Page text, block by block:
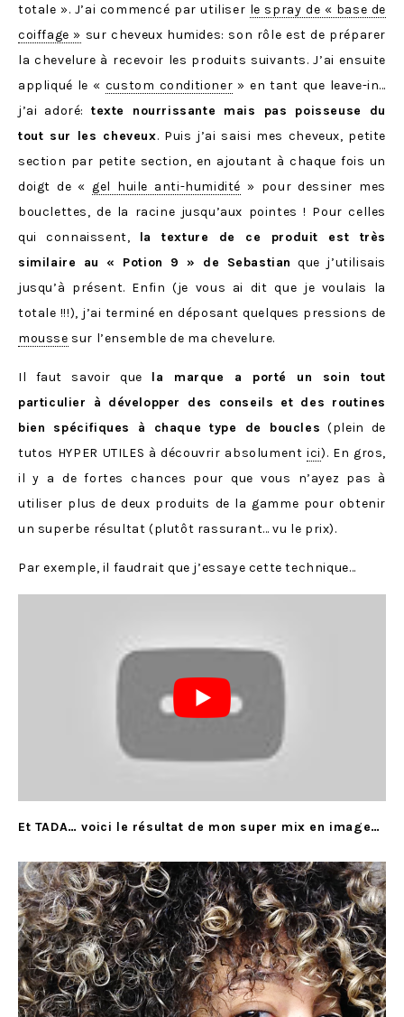
totale ». J’ai commencé par utiliser le spray de « base de
coiffage » sur cheveux humides: son rôle est de préparer
la chevelure à recevoir les produits suivants. J’ai ensuite
appliqué le « custom conditioner » en tant que leave-in…
j’ai adoré: texte nourrissante mais pas poisseuse du
tout sur les cheveux. Puis j’ai saisi mes cheveux, petite
section par petite section, en ajoutant à chaque fois un
doigt de « gel huile anti-humidité » pour dessiner mes
bouclettes, de la racine jusqu’aux pointes ! Pour celles
qui connaissent, la texture de ce produit est très
similaire au « Potion 9 » de Sebastian que j’utilisais
jusqu’à présent. Enfin (je vous ai dit que je voulais la
totale !!!), j’ai terminé en déposant quelques pressions de
mousse sur l’ensemble de ma chevelure.
Il faut savoir que la marque a porté un soin tout
particulier à développer des conseils et des routines
bien spécifiques à chaque type de boucles (plein de
tutos HYPER UTILES à découvrir absolumentici). En gros,
il y a de fortes chances pour que vous n’ayez pas à
utiliser plus de deux produits de la gamme pour obtenir
un superbe résultat (plutôt rassurant… vu le prix).
Par exemple, il faudrait que j’essaye cette technique…
Et TADA… voici le résultat de mon super mix en image…